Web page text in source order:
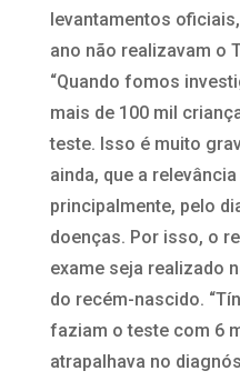
levantamentos
ano não realizavam o
“Quando fomos
mais de 100 mil
teste. Isso é muito
ainda, que a
principalmente, pelo
doenças. Por isso, o
exame seja realizado
do recém-nascido.
faziam o teste com 6
atrapalhava no